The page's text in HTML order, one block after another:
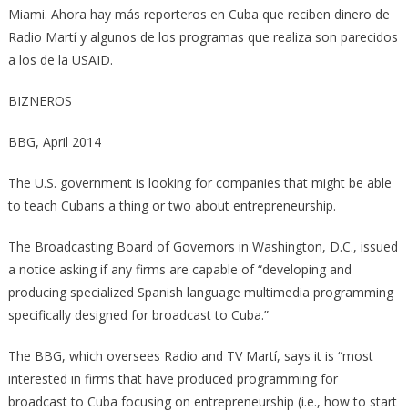
Miami. Ahora hay más reporteros en Cuba que reciben dinero de
Radio Martí y algunos de los programas que realiza son parecidos
a los de la USAID.
BIZNEROS
BBG, April 2014
The U.S. government is looking for companies that might be able
to teach Cubans a thing or two about entrepreneurship.
The Broadcasting Board of Governors in Washington, D.C., issued
a notice asking if any firms are capable of “developing and
producing specialized Spanish language multimedia programming
specifically designed for broadcast to Cuba.”
The BBG, which oversees Radio and TV Martí, says it is “most
interested in firms that have produced programming for
broadcast to Cuba focusing on entrepreneurship (i.e., how to start